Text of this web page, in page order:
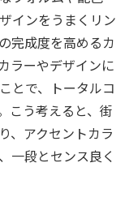
インをうまくリン
完成度を高めるカ
ラーやデザインに
とで、トータルコ
こう考えると、街
、アクセントカラ
一段とセンス良く